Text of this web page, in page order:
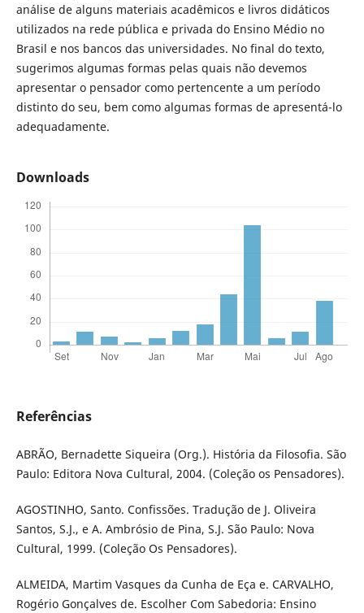
análise de alguns materiais acadêmicos e livros didáticos
utilizados na rede pública e privada do Ensino Médio no
Brasil e nos bancos das universidades. No final do texto,
sugerimos algumas formas pelas quais não devemos
apresentar o pensador como pertencente a um período
distinto do seu, bem como algumas formas de apresentá-lo
adequadamente.
Downloads
Referências
ABRÃO, Bernadette Siqueira (Org.). História da Filosofia. São
Paulo: Editora Nova Cultural, 2004. (Coleção os Pensadores).
AGOSTINHO, Santo. Confissões. Tradução de J. Oliveira
Santos, S.J., e A. Ambrósio de Pina, S.J. São Paulo: Nova
Cultural, 1999. (Coleção Os Pensadores).
ALMEIDA, Martim Vasques da Cunha de Eça e. CARVALHO,
Rogério Gonçalves de. Escolher Com Sabedoria: Ensino